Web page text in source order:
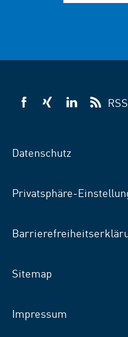
VSB
VSB
VSB
Datenschutz
Privatsphäre-
Sitemap
Impressum